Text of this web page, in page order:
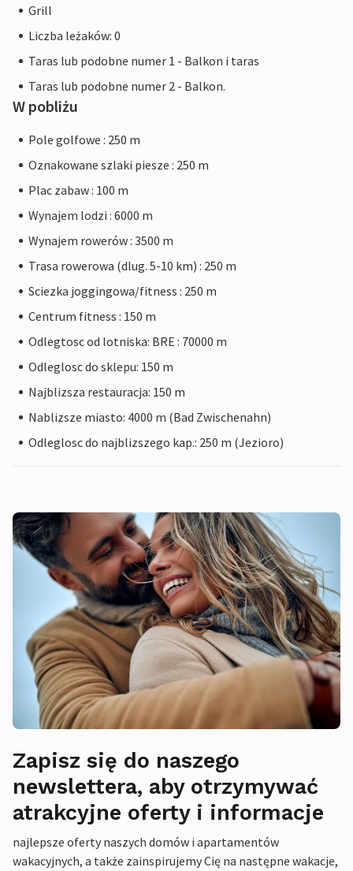
Grill
Liczba leżaków: 0
Taras lub podobne numer 1 - Balkon i taras
Taras lub podobne numer 2 - Balkon.
W pobliżu
Pole golfowe : 250 m
Oznakowane szlaki piesze : 250 m
Plac zabaw : 100 m
Wynajem lodzi : 6000 m
Wynajem rowerów : 3500 m
Trasa rowerowa (dlug. 5-10 km) : 250 m
Sciezka joggingowa/fitness : 250 m
Centrum fitness : 150 m
Odlegtosc od lotniska: BRE : 70000 m
Odleglosc do sklepu: 150 m
Najblizsza restauracja: 150 m
Nablizsze miasto: 4000 m (Bad Zwischenahn)
Odleglosc do najblizszego kap.: 250 m (Jezioro)
Zapisz się do naszego
newslettera, aby otrzymywać
atrakcyjne oferty i informacje
najlepsze oferty naszych domów i apartamentów
wakacyjnych, a także zainspirujemy Cię na następne wakacje,